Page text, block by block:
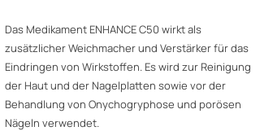
Das Medikament ENHANCE C50 wirkt als
zusätzlicher Weichmacher und Verstärker für das
Eindringen von Wirkstoffen. Es wird zur Reinigung
der Haut und der Nagelplatten sowie vor der
Behandlung von Onychogryphose und porösen
Nägeln verwendet.